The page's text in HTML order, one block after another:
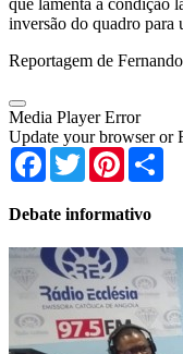
inversão do quadro para
Reportagem de
Media Player Error
Update your browser or
Facebook
TwitterPinterest
Debate informativo